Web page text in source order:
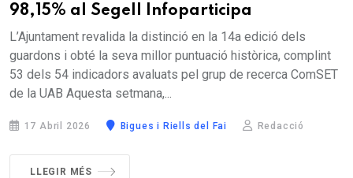
98,15% al Segell Infoparticipa
L’Ajuntament revalida la distinció en la 14a edició dels
guardons i obté la seva millor puntuació històrica, complint
53 dels 54 indicadors avaluats pel grup de recerca ComSET
de la UAB Aquesta setmana,...
17 Abril 2026 Bigues i Riells del Fai Redacció
LLEGIR MÉS